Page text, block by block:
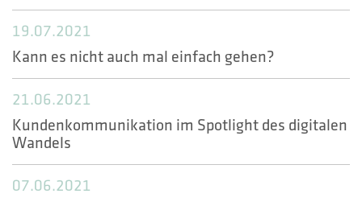
19.07.2021
Kann es nicht auch mal einfach gehen?
21.06.2021
Kundenkommunikation im Spotlight des digitalen
Wandels
07.06.2021